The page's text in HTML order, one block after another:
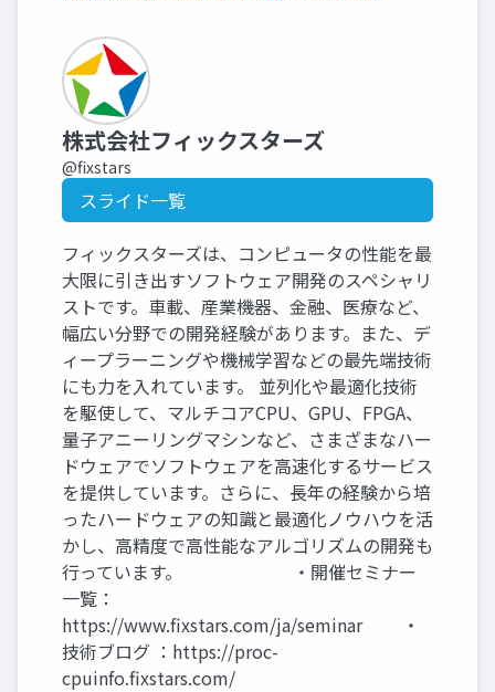
株式会社フィックスターズ
@fixstars
スライド一覧
フィックスターズは、コンピュータの性能を最
大限に引き出すソフトウェア開発のスペシャリ
ストです。車載、産業機器、金融、医療など、
幅広い分野での開発経験があります。また、デ
ィープラーニングや機械学習などの最先端技術
にも力を入れています。 並列化や最適化技術
を駆使して、マルチコアCPU、GPU、FPGA、
量子アニーリングマシンなど、さまざまなハー
ドウェアでソフトウェアを高速化するサービス
を提供しています。さらに、長年の経験から培
ったハードウェアの知識と最適化ノウハウを活
かし、高精度で高性能なアルゴリズムの開発も
行っています。 ・開催セミナー
一覧：
https://www.fixstars.com/ja/seminar ・
技術ブログ ：https://proc-
cpuinfo.fixstars.com/